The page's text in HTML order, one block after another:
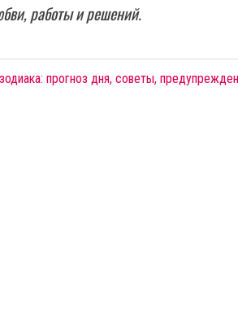
работы и решений.
прогноз дня, советы,